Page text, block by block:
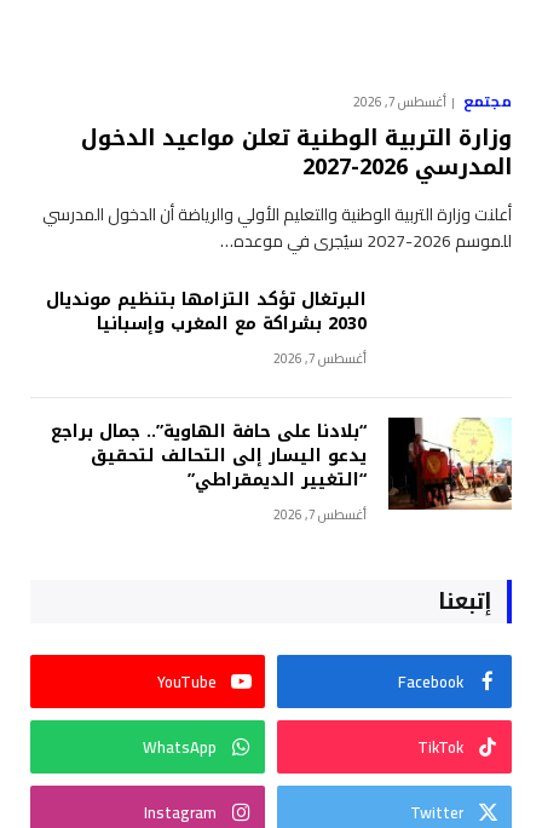
مجتمع أغسطس 7, 2026
وزارة التربية الوطنية تعلن مواعيد الدخول
المدرسي 2026-2027
أعلنت وزارة التربية الوطنية والتعليم الأولي والرياضة أن الدخول المدرسي
للموسم 2026-2027 سيُجرى في موعده…
البرتغال تؤكد التزامها بتنظيم مونديال
2030 بشراكة مع المغرب وإسبانيا
أغسطس 7, 2026
“بلادنا على حافة الهاوية”.. جمال براجع
يدعو اليسار إلى التحالف لتحقيق
“التغيير الديمقراطي”
أغسطس 7, 2026
إتبعنا
Facebook
YouTube
TikTok
WhatsApp
Twitter
Instagram